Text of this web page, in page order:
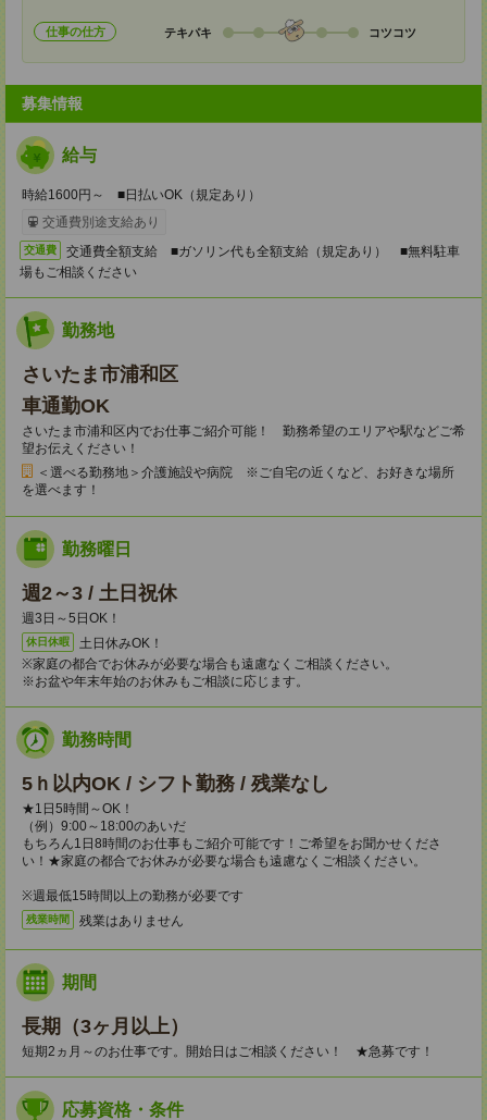
仕事の仕方 テキパキ コツコツ
募集情報
給与
時給1600円～ ■日払いOK（規定あり）
交通費別途支給あり
交通費
交通費全額支給 ■ガソリン代も全額支給（規定あり） ■無料駐車
場もご相談ください
勤務地
さいたま市浦和区
車通勤OK
さいたま市浦和区内でお仕事ご紹介可能！ 勤務希望のエリアや駅などご希
望お伝えください！
＜選べる勤務地＞介護施設や病院 ※ご自宅の近くなど、お好きな場所
を選べます！
勤務曜日
週2～3 / 土日祝休
週3日～5日OK！
休日休暇
土日休みOK！
※家庭の都合でお休みが必要な場合も遠慮なくご相談ください。
※お盆や年末年始のお休みもご相談に応じます。
勤務時間
5ｈ以内OK / シフト勤務 / 残業なし
★1日5時間～OK！
（例）9:00～18:00のあいだ
もちろん1日8時間のお仕事もご紹介可能です！ご希望をお聞かせくださ
い！★家庭の都合でお休みが必要な場合も遠慮なくご相談ください。
※週最低15時間以上の勤務が必要です
残業時間 残業はありません
期間
長期（3ヶ月以上）
短期2ヵ月～のお仕事です。開始日はご相談ください！ ★急募です！
応募資格・条件